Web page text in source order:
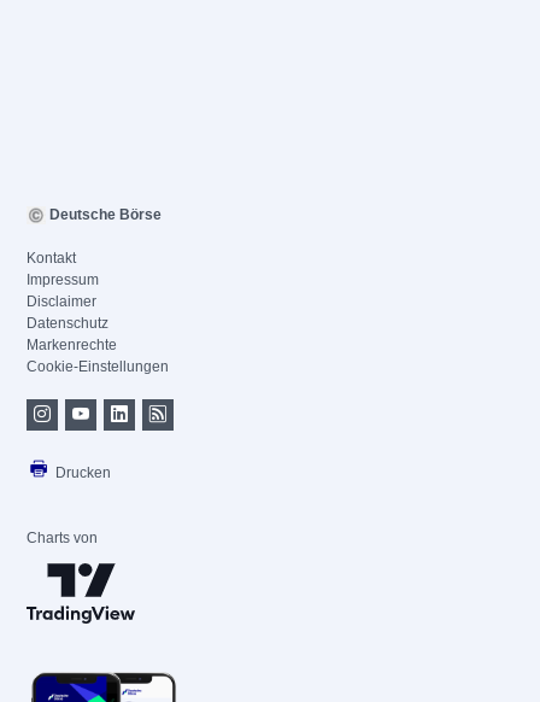
Deutsche Börse
Kontakt
Impressum
Disclaimer
Datenschutz
Markenrechte
Cookie-Einstellungen
Drucken
Charts von